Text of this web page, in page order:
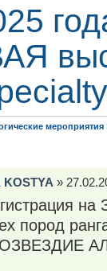
мероприятия
KOSTYA »
пород